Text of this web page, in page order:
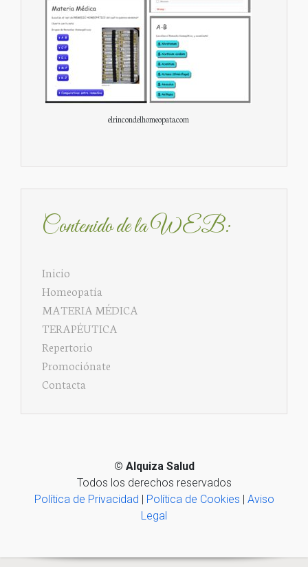
elrincondelhomeopata.com
Contenido de la WEB:
Inicio
Homeopatía
MATERIA MÉDICA
TERAPÉUTICA
Repertorio
Promociónate
Contacta
© Alquiza Salud
Todos los derechos reservados
Política de Privacidad | Política de Cookies | Aviso
Legal